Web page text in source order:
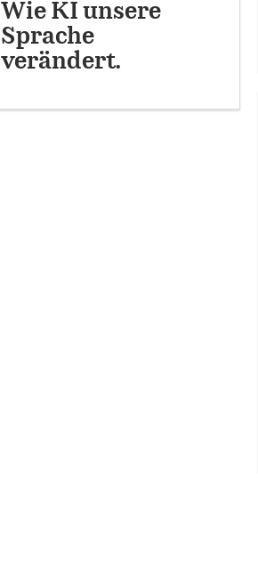
Wie KI unsere
Sprache
verändert.